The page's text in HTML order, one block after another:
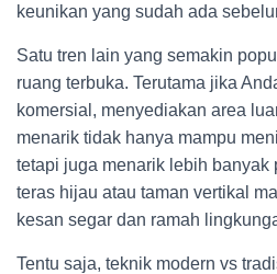
keunikan yang sudah ada
Satu tren lain yang semakin
ruang terbuka. Terutama jika
komersial, menyediakan area
menarik tidak hanya mampu
tetapi juga menarik lebih banyak
teras hijau atau taman vertikal
kesan segar dan ramah
Tentu saja, teknik modern vs